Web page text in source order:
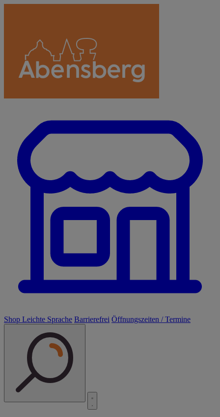
Shop Leichte Sprache Barrierefrei Öffnungszeiten / Termine